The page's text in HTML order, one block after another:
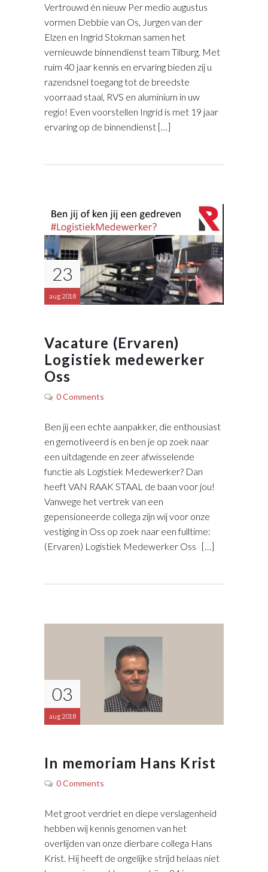
Vertrouwd én nieuw Per medio augustus
vormen Debbie van Os, Jurgen van der
Elzen en Ingrid Stokman samen het
vernieuwde binnendienst team Tilburg. Met
ruim 40 jaar kennis en ervaring bieden zij u
razendsnel toegang tot de breedste
voorraad staal, RVS en aluminium in uw
regio! Even voorstellen Ingrid is met 19 jaar
ervaring op de binnendienst […]
23
aug 2018
Vacature (Ervaren)
Logistiek medewerker
Oss
0 Comments
Ben jij een echte aanpakker, die enthousiast
en gemotiveerd is en ben je op zoek naar
een uitdagende en zeer afwisselende
functie als Logistiek Medewerker? Dan
heeft VAN RAAK STAAL de baan voor jou!
Vanwege het vertrek van een
gepensioneerde collega zijn wij voor onze
vestiging in Oss op zoek naar een fulltime:
(Ervaren) Logistiek Medewerker Oss […]
03
aug 2018
In memoriam Hans Krist
0 Comments
Met groot verdriet en diepe verslagenheid
hebben wij kennis genomen van het
overlijden van onze dierbare collega Hans
Krist. Hij heeft de ongelijke strijd helaas niet